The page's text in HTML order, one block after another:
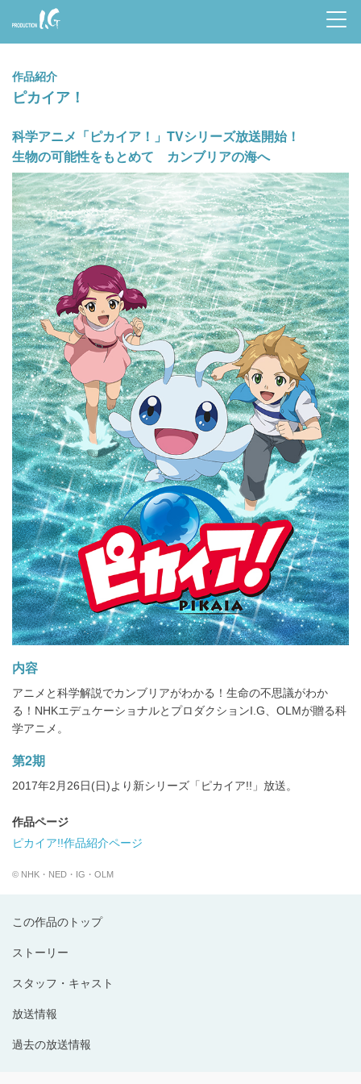
Prod
uctio
n I.G
作品紹介
ピカイア！
この作品のトップ
ストーリー
スタッフ・キャスト
放送情報
過去の放送情報
科学アニメ「ピカイア！」TVシリーズ放送開始！
生物の可能性をもとめて カンブリアの海へ
内容
アニメと科学解説でカンブリアがわかる！生命の不思議がわか
る！NHKエデュケーショナルとプロダクションI.G、OLMが贈る科
学アニメ。
第2期
2017年2月26日(日)より新シリーズ「ピカイア!!」放送。
作品ページ
ピカイア!!作品紹介ページ
© NHK・NED・IG・OLM